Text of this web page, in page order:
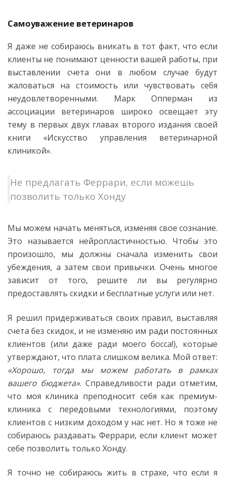
Самоуважение ветеринаров
Я даже не собираюсь вникать в тот факт, что если
клиенты не понимают ценности вашей работы, при
выставлении счета они в любом случае будут
жаловаться на стоимость или чувствовать себя
неудовлетворенными. Марк Опперман из
ассоциации ветеринаров широко освещает эту
тему в первых двух главах второго издания своей
книги «Искусство управления ветеринарной
клиникой».
Не предлагать Феррари, если можешь
позволить только Хонду
Мы можем начать меняться, изменяя свое сознание.
Это называется нейропластичностью. Чтобы это
произошло, мы должны сначала изменить свои
убеждения, а затем свои привычки. Очень многое
зависит от того, решите ли вы регулярно
предоставлять скидки и бесплатные услуги или нет.
Я решил придерживаться своих правил, выставляя
счета без скидок, и не изменяю им ради постоянных
клиентов (или даже ради моего босса!), которые
утверждают, что плата слишком велика. Мой ответ:
«Хорошо, тогда мы можем работать в рамках
вашего бюджета». Справедливости ради отметим,
что моя клиника преподносит себя как премиум-
клиника с передовыми технологиями, поэтому
клиентов с низким доходом у нас нет. Но я тоже не
собираюсь раздавать Феррари, если клиент может
себе позволить только Хонду.
Я точно не собираюсь жить в страхе, что если я